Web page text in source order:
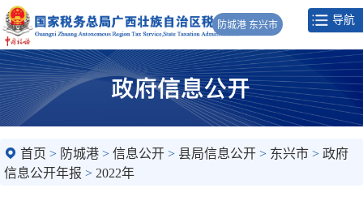
防城港 东兴市 导航
首页 > 防城港 > 信息公开 > 县局信息公开 > 东兴市 > 政府
信息公开年报 > 2022年